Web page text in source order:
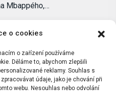
o cookies
o zařízení používáme
Děláme to, abychom zlepšili
reklamy. Souhlas s
údaje, jako je chování při
webu. Nesouhlas nebo odvolání
Mbappého,…